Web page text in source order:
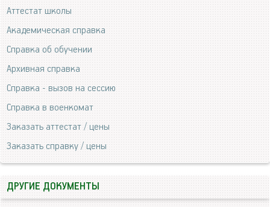
Аттестат школы
Академическая справка
Справка об обучении
Архивная справка
Справка - вызов на сессию
Справка в военкомат
Заказать аттестат / цены
Заказать справку / цены
ДРУГИЕ ДОКУМЕНТЫ